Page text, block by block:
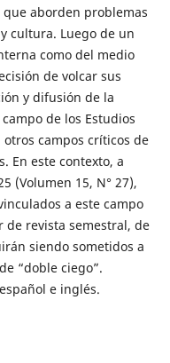
aborden problemas
cultura. Luego de un
como del medio
de volcar sus
y difusión de la
de los Estudios
campos críticos de
En este contexto, a
(Volumen 15, N° 27),
a este campo
de revista semestral, de
siendo sometidos a
“doble ciego”.
e inglés.